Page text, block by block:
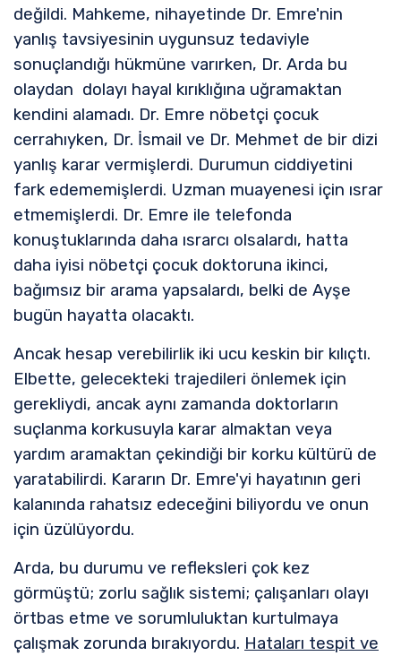
değildi. Mahkeme, nihayetinde Dr. Emre'nin
yanlış tavsiyesinin uygunsuz tedaviyle
sonuçlandığı hükmüne varırken, Dr. Arda bu
olaydan dolayı hayal kırıklığına uğramaktan
kendini alamadı. Dr. Emre nöbetçi çocuk
cerrahıyken, Dr. İsmail ve Dr. Mehmet de bir dizi
yanlış karar vermişlerdi. Durumun ciddiyetini
fark edememişlerdi. Uzman muayenesi için ısrar
etmemişlerdi. Dr. Emre ile telefonda
konuştuklarında daha ısrarcı olsalardı, hatta
daha iyisi nöbetçi çocuk doktoruna ikinci,
bağımsız bir arama yapsalardı, belki de Ayşe
bugün hayatta olacaktı.
Ancak hesap verebilirlik iki ucu keskin bir kılıçtı.
Elbette, gelecekteki trajedileri önlemek için
gerekliydi, ancak aynı zamanda doktorların
suçlanma korkusuyla karar almaktan veya
yardım aramaktan çekindiği bir korku kültürü de
yaratabilirdi. Kararın Dr. Emre'yi hayatının geri
kalanında rahatsız edeceğini biliyordu ve onun
için üzülüyordu.
Arda, bu durumu ve refleksleri çok kez
görmüştü; zorlu sağlık sistemi; çalışanları olayı
örtbas etme ve sorumluluktan kurtulmaya
çalışmak zorunda bırakıyordu. Hataları tespit ve